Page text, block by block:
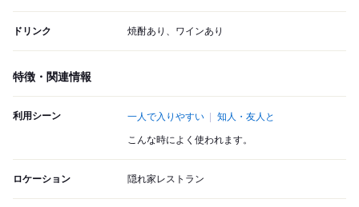
ドリンク 焼酎あり、ワインあり
特徴・関連情報
利用シーン 一人で入りやすい 知人・友人と
こんな時によく使われます。
ロケーション 隠れ家レストラン